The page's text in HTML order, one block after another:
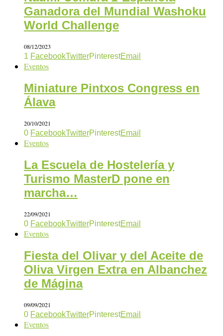
Ganadora del Mundial Washoku
World Challenge
08/12/2023
1 FacebookTwitterPinterestEmail
Eventos
Miniature Pintxos Congress en
Álava
20/10/2021
0 FacebookTwitterPinterestEmail
Eventos
La Escuela de Hostelería y
Turismo MasterD pone en
marcha…
22/09/2021
0 FacebookTwitterPinterestEmail
Eventos
Fiesta del Olivar y del Aceite de
Oliva Virgen Extra en Albanchez
de Mágina
09/09/2021
0 FacebookTwitterPinterestEmail
Eventos